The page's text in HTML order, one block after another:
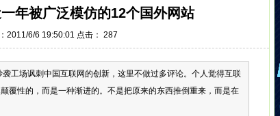
年被广泛模仿的12个国外网站
2011/6/6 19:50:01 点击： 287
场讽刺中国互联网的创新，这里不做过多评论。个人觉得互联
覆性的，而是一种渐进的。不是把原来的东西推倒重来，而是在